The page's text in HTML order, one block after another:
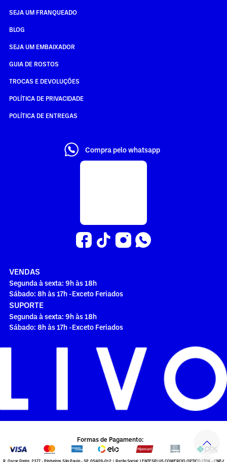
SEJA UM FRANQUEADO
BLOG
SEJA UM EMBAIXADOR
GUIA DE ROSTOS
TROCAS E DEVOLUÇÕES
POLÍTICA DE PRIVACIDADE
POLÍTICA DE ENTREGAS
Compra pelo whatsapp
VENDAS
Segunda à sexta: 9h às 18h
Sábado: 8h às 17h -Exceto Feriados
SUPORTE
Segunda à sexta: 9h às 18h
Sábado: 8h às 17h -Exceto Feriados
Formas de Pagamento:
R. Oscar Freire, 2377 - Pinheiros São Paulo - SP, 05409-012 | Razão Social: LENTESPLUS COMERCIO OPTICO LTDA - CNPJ: